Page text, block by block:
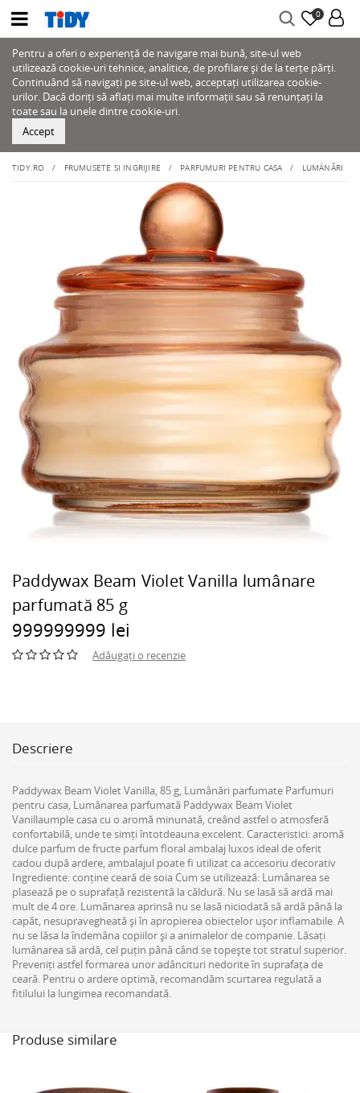
0
Pentru a oferi o experiență de navigare mai bună, site-ul web
utilizează cookie-uri tehnice, analitice, de profilare și de la terțe părți.
Continuând să navigați pe site-ul web, acceptați utilizarea cookie-
urilor. Dacă doriți să aflați mai multe informații sau să renunțați la
toate sau la unele dintre cookie-uri.
Accept
TIDY.RO FRUMUSETE SI INGRIJIRE PARFUMURI PENTRU CASA LUMÂNĂRI
Paddywax Beam Violet Vanilla lumânare
parfumată 85 g
999999999 lei
Adăugați o recenzie
Descriere
Paddywax Beam Violet Vanilla, 85 g, Lumânări parfumate Parfumuri
pentru casa, Lumânarea parfumată Paddywax Beam Violet
Vanillaumple casa cu o aromă minunată, creând astfel o atmosferă
confortabilă, unde te simți întotdeauna excelent. Caracteristici: aromă
dulce parfum de fructe parfum floral ambalaj luxos ideal de oferit
cadou după ardere, ambalajul poate fi utilizat ca accesoriu decorativ
Ingrediente: conține ceară de soia Cum se utilizează: Lumânarea se
plasează pe o suprafață rezistentă la căldură. Nu se lasă să ardă mai
mult de 4 ore. Lumânarea aprinsă nu se lasă niciodată să ardă până la
capăt, nesupravegheată și în apropierea obiectelor ușor inflamabile. A
nu se lăsa la îndemâna copiilor și a animalelor de companie. Lăsați
lumânarea să ardă, cel puțin până când se topește tot stratul superior.
Preveniți astfel formarea unor adâncituri nedorite în suprafața de
ceară. Pentru o ardere optimă, recomandăm scurtarea regulată a
fitilului la lungimea recomandată.
Produse similare